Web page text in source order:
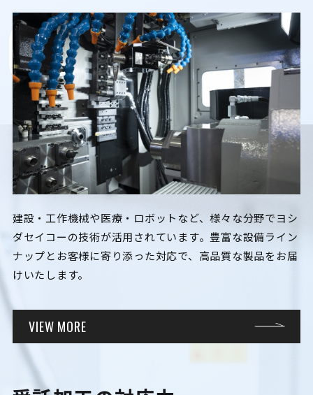
CONTENT
建設・工作機械や医療・ロボットなど、様々な分野でヨシ
ダセイコーの技術が活用されています。豊富な設備ライン
ナップとお客様に寄り添った対応で、高品質な製品をお届
けいたします。
VIEW MORE